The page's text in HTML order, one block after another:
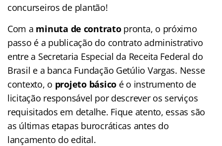
concurseiros de plantão!
Com a minuta de contratopronta, o próximo
passo é a publicação do contrato administrativo
entre a Secretaria Especial da Receita Federal do
Brasil e a banca Fundação Getúlio Vargas. Nesse
contexto, o projeto básico é o instrumento de
licitação responsável por descrever os serviços
requisitados em detalhe. Fique atento, essas são
as últimas etapas burocráticas antes do
lançamento do edital.